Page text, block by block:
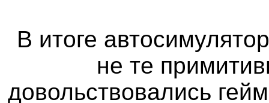
В итоге
не те
довольствовались